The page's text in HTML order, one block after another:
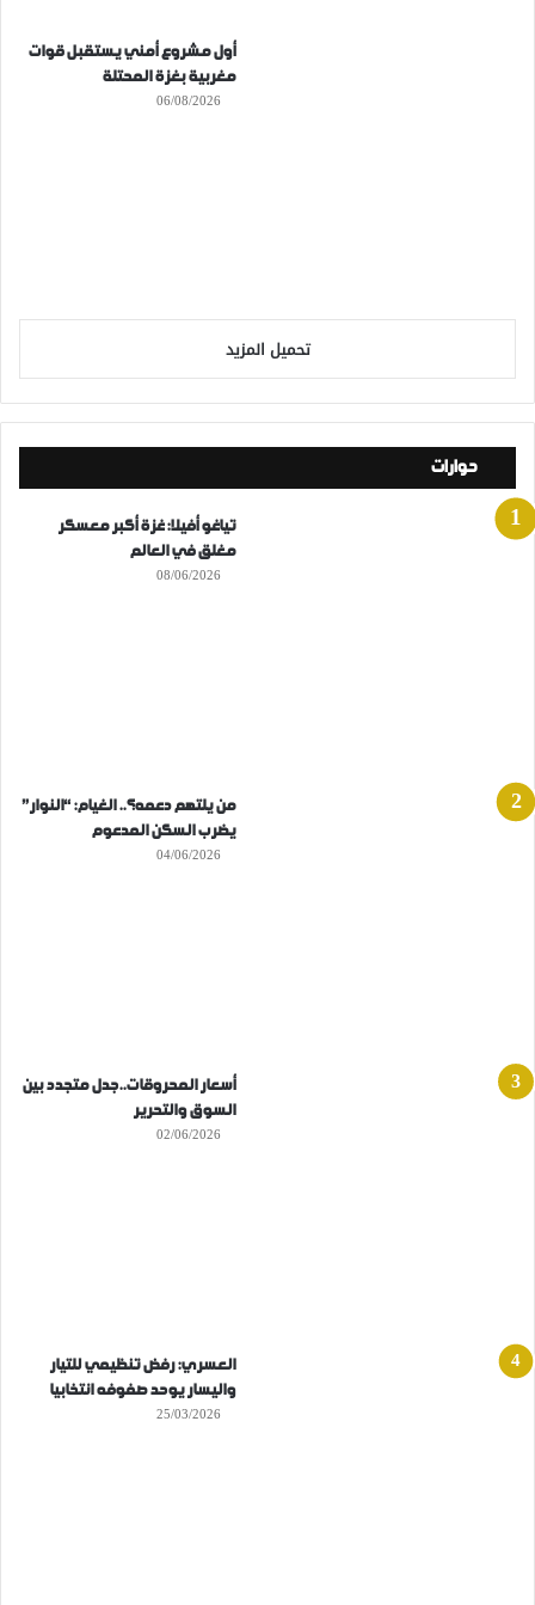
أول مشروع أمني يستقبل قوات
مغربية بغزة المحتلة
06/08/2026
تحميل المزيد
حوارات
تياغو أفيلا: غزة أكبر معسكر
مغلق في العالم
08/06/2026
من يلتهم دعمه؟.. الغيام: “النوار”
يضرب السكن المدعوم
04/06/2026
أسعار المحروقات..جدل متجدد بين
السوق والتحرير
02/06/2026
العسري: رفض تنظيمي للتيار
واليسار يوحد صفوفه انتخابيا
25/03/2026